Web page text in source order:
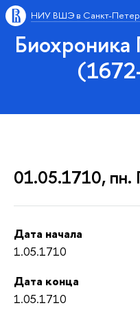
НИУ ВШЭ в Санкт-
Биохроника
01.05.1710, пн.
Дата начала
1.05.1710
Дата конца
1.05.1710